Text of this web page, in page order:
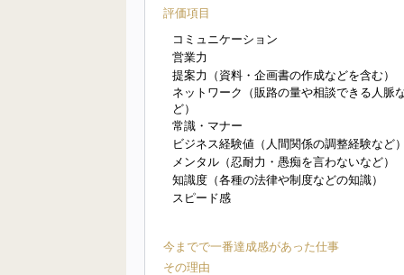
評価項目
コミュニケーション
営業力
提案力（資料・企画書の作成などを含む）
ネットワーク（販路の量や相談できる人脈
ど）
常識・マナー
ビジネス経験値（人間関係の調整経験など
メンタル（忍耐力・愚痴を言わないなど）
知識度（各種の法律や制度などの知識）
スピード感
今までで一番達成感があった仕事
その理由